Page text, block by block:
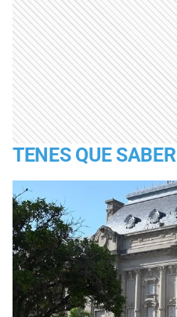
TENES QUE SABER